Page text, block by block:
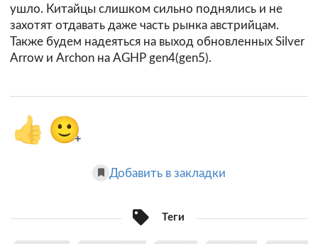
ушло. Китайцы слишком сильно поднялись и не
захотят отдавать даже часть рынка австрийцам.
Также будем надеяться на выход обновленных Silver
Arrow и Archon на AGHP gen4(gen5).
👍 🙂+
Добавить в закладки
Теги